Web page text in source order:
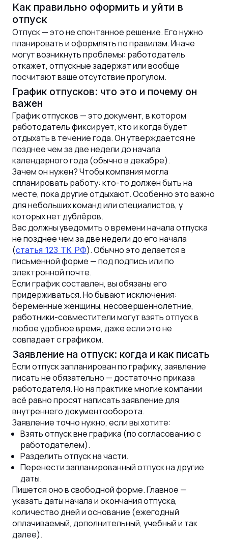
Как правильно оформить и уйти в
отпуск
Отпуск — это не спонтанное решение. Его нужно
планировать и оформлять по правилам. Иначе
могут возникнуть проблемы: работодатель
откажет, отпускные задержат или вообще
посчитают ваше отсутствие прогулом.
График отпусков: что это и почему он
важен
График отпусков — это документ, в котором
работодатель фиксирует, кто и когда будет
отдыхать в течение года. Он утверждается не
позднее чем за две недели до начала
календарного года (обычно в декабре).
Зачем он нужен? Чтобы компания могла
спланировать работу: кто-то должен быть на
месте, пока другие отдыхают. Особенно это важно
для небольших команд или специалистов, у
которых нет дублёров.
Вас должны уведомить о времени начала отпуска
не позднее чем за две недели до его начала
(статья 123 ТК РФ). Обычно это делается в
письменной форме — под подпись или по
электронной почте.
Если график составлен, вы обязаны его
придерживаться. Но бывают исключения:
беременные женщины, несовершеннолетние,
работники-совместители могут взять отпуск в
любое удобное время, даже если это не
совпадает с графиком.
Заявление на отпуск: когда и как писать
Если отпуск запланирован по графику, заявление
писать не обязательно — достаточно приказа
работодателя. Но на практике многие компании
всё равно просят написать заявление для
внутреннего документооборота.
Заявление точно нужно, если вы хотите:
Взять отпуск вне графика (по согласованию с
работодателем).
Разделить отпуск на части.
Перенести запланированный отпуск на другие
даты.
Пишется оно в свободной форме. Главное —
указать даты начала и окончания отпуска,
количество дней и основание (ежегодный
оплачиваемый, дополнительный, учебный и так
далее).